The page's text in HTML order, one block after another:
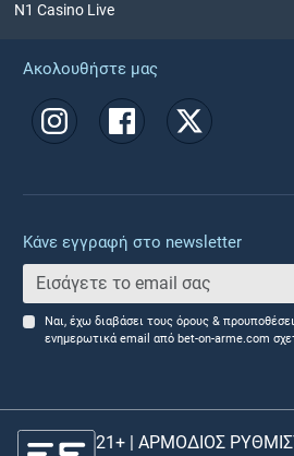
N1 Casino Live
Ακολουθήστε μας
Κάνε εγγραφή στο newsletter
Ναι, έχω διαβάσει τους όρους &
ενημερωτικά email από bet-on-arme.com
21+ | ΑΡΜΟΔΙΟΣ